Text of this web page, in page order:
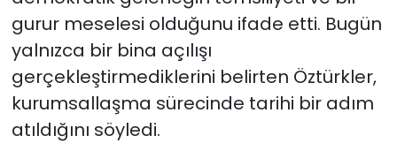
gurur meselesi olduğunu ifade etti. Bugün
yalnızca bir bina açılışı
gerçekleştirmediklerini belirten Öztürkler,
kurumsallaşma sürecinde tarihi bir adım
atıldığını söyledi.